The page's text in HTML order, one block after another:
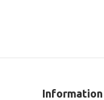
Information